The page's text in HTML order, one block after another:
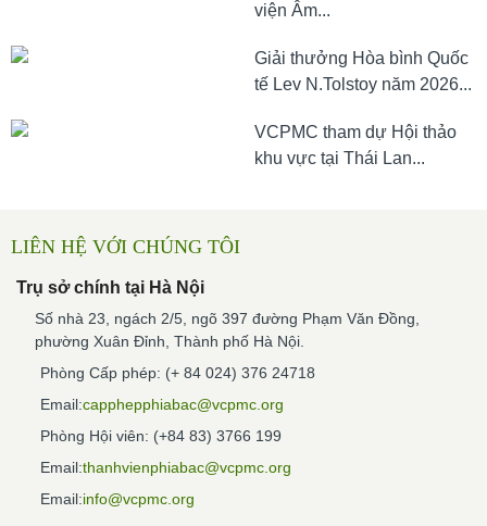
viện Âm...
Giải thưởng Hòa bình Quốc
tế Lev N.Tolstoy năm 2026...
VCPMC tham dự Hội thảo
khu vực tại Thái Lan...
LIÊN HỆ VỚI CHÚNG TÔI
Trụ sở chính tại Hà Nội
Số nhà 23, ngách 2/5, ngõ 397 đường Phạm Văn Đồng,
phường Xuân Đỉnh, Thành phố Hà Nội.
Phòng Cấp phép: (+ 84 024) 376 24718
Email:capphepphiabac@vcpmc.org
Phòng Hội viên: (+84 83) 3766 199
Email:thanhvienphiabac@vcpmc.org
Email:info@vcpmc.org